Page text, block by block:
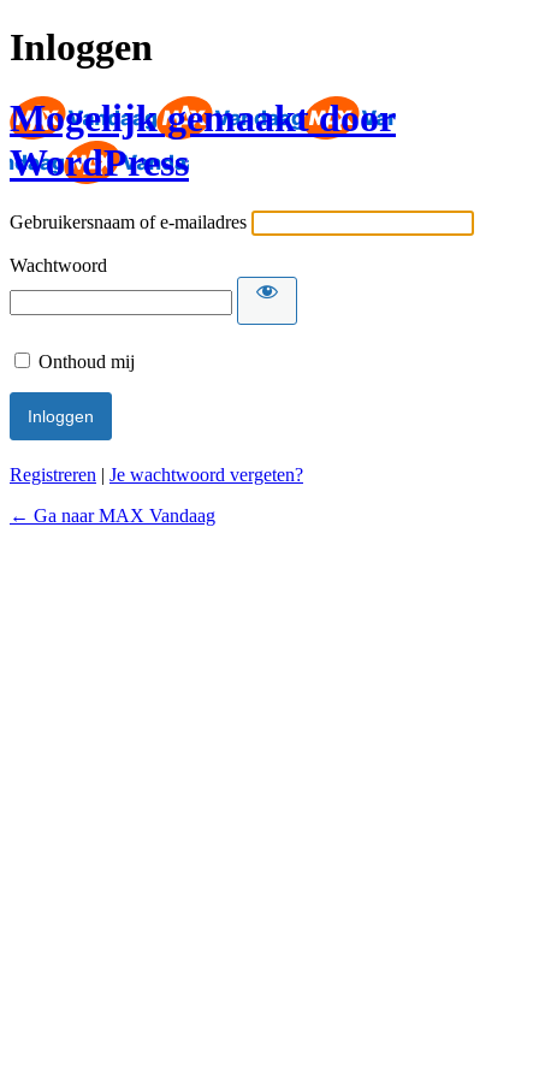
Inloggen
Mogelijk gemaakt door
WordPress
Gebruikersnaam of e-mailadres
Wachtwoord
Onthoud mij
Registreren | Je wachtwoord vergeten?
← Ga naar MAX Vandaag